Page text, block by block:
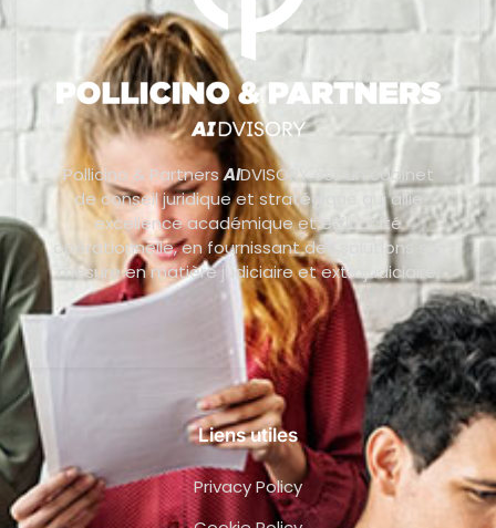
Pollicino & PartnersAIDVISORY est un cabinet
de conseil juridique et stratégique qui allie
excellence académique et efficacité
opérationnelle, en fournissant des solutions sur
mesure en matière judiciaire et extrajudiciaire.
Liens utiles
Privacy Policy